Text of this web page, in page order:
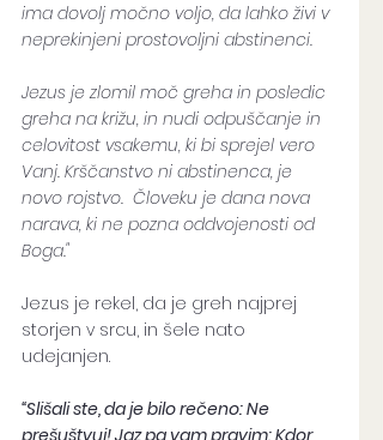
ima dovolj močno voljo, da lahko živi v
neprekinjeni prostovoljni abstinenci.
Jezus je zlomil moč greha in posledic
greha na križu, in nudi odpuščanje in
celovitost vsakemu, ki bi sprejel vero
Vanj. Krščanstvo ni abstinenca, je
novo rojstvo.  Človeku je dana nova
narava, ki ne pozna oddvojenosti od
Boga."
Jezus je rekel, da je greh najprej
storjen v srcu, in šele nato
udejanjen.
“Slišali ste, da je bilo rečeno: Ne
prešuštvuj! Jaz pa vam pravim: Kdor